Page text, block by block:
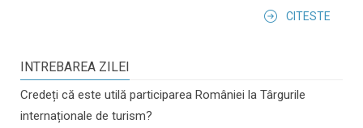
CITESTE
INTREBAREA ZILEI
Credeți că este utilă participarea României la Târgurile
internaționale de turism?